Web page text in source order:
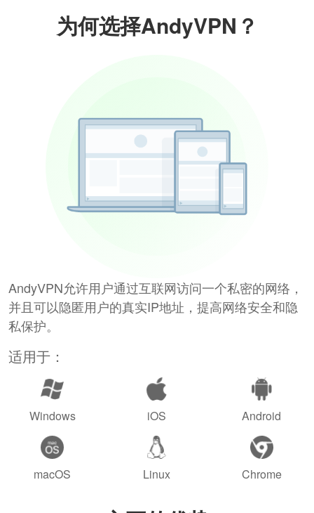
为何选择AndyVPN？
AndyVPN允许用户通过互联网访问一个私密的网络，
并且可以隐匿用户的真实IP地址，提高网络安全和隐
私保护。
适用于：
Windows iOS Android
macOS Linux Chrome